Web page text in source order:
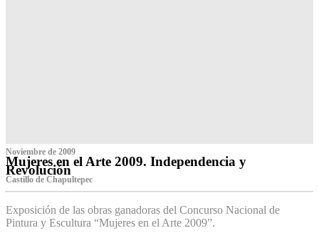
Noviembre de 2009
Mujeres en el Arte 2009. Independencia y
Revolución
Castillo de Chapultepec
Exposición de las obras ganadoras del Concurso Nacional de
Pintura y Escultura “Mujeres en el Arte 2009”.